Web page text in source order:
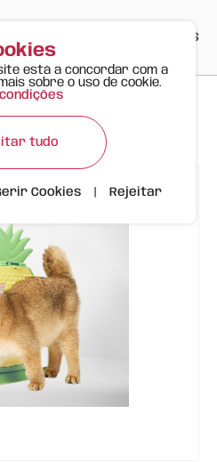
ES
Ananás com Escova Integrada
está a concordar com a
sobre o uso de cookie.
tudo
Cookies Rejeitar